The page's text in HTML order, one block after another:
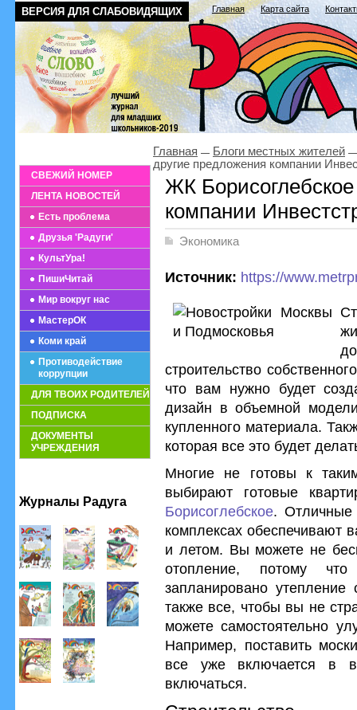
ВЕРСИЯ ДЛЯ СЛАБОВИДЯЩИХ Главная Карта сайта
СВЕЖИЙ НОМЕР
ЛЕНТА НОВОСТЕЙ
Есть проблема
Друзья 'Радуги'
КультУра!
ПишиЧитай
Мир вокруг нас
МастерОК
Коми край
Противодействие
коррупции
ДЛЯ ТВОИХ РОДИТЕЛЕЙ
ПОДПИСКА
ДОКУМЕНТЫ
УЧРЕЖДЕНИЯ
Журналы Радуга
Главная
Блоги местных жителей
другие предложения компании
ЖК
компании
Экономика
Источник: https://
строительство
что вам нужно будет
дизайн в объемной
купленного материала.
которая все это будет
Многие не готовы к
выбирают готовые
Борисоглебское. Отличные
комплексах обеспечивают
и летом. Вы можете не
отопление, потому
запланировано
также все, чтобы вы не
можете самостоятельно
Например, поставить
все уже включается в
включаться.